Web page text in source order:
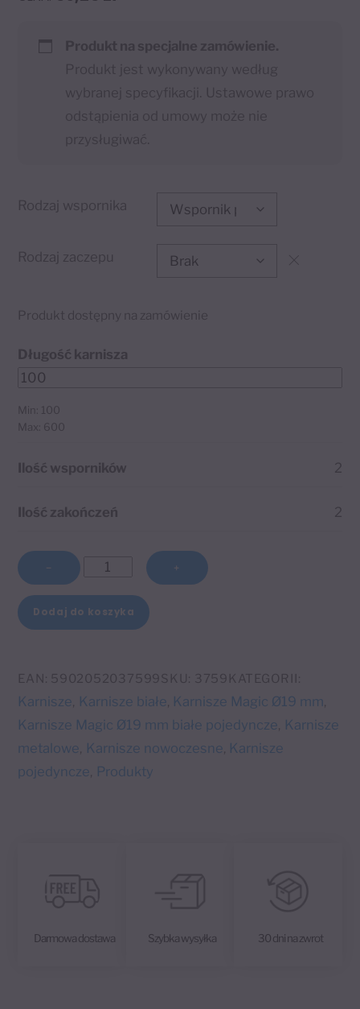
Rodzaj wspornika
Rodzaj zaczepu
Produkt dostępny na zamówienie
Długość karnisza
Min: 100
Max: 600
Ilość wsporników 2
Ilość zakończeń 2
−
ilość
pojedynczy
Magic
mm
biały
błyszczący
Paris
+
Dodaj do koszyka
l
t
e
r
n
EAN: 5902052037599 SKU: 3759 KATEGORII:
Karnisze, Karnisze białe, Karnisze Magic Ø19 mm,
Karnisze Magic Ø19 mm białe pojedyncze, Karnisze
metalowe, Karnisze nowoczesne, Karnisze
pojedyncze, Produkty
Darmowa dostawa Szybka wysyłka 30 dni na zwrot